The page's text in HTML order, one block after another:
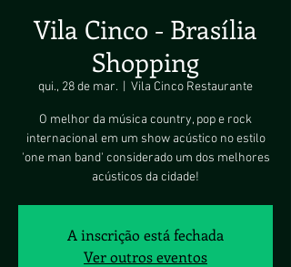
Vila Cinco - Brasília
Shopping
qui., 28 de mar. Vila Cinco Restaurante
O melhor da música country, pop e rock
internacional em um show acústico no estilo
'one man band' considerado um dos melhores
acústicos da cidade!
A inscrição está fechada
Ver outros eventos